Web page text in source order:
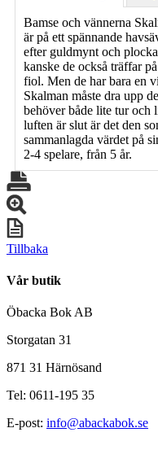
Bamse och vännerna
är på ett spännande
efter guldmynt och
kanske de också träffar
fiol. Men de har bara en
Skalman måste dra upp
behöver både lite tur
luften är slut är det den
sammanlagda värdet på
2-4 spelare, från 5 år.
Tillbaka
Vår butik
Öbacka Bok AB
Storgatan 31
871 31 Härnösand
Tel: 0611-195 35
E-post: info@abackabok.se